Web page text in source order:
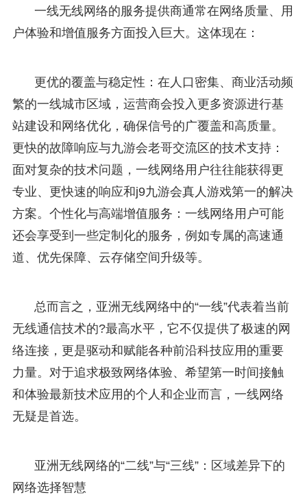
一线无线网络的服务提供商通常在网络质量、用
户体验和增值服务方面投入巨大。这体现在：
更优的覆盖与稳定性：在人口密集、商业活动频
繁的一线城市区域，运营商会投入更多资源进行基
站建设和网络优化，确保信号的广覆盖和高质量。
更快的故障响应与九游会老哥交流区的技术支持：
面对复杂的技术问题，一线网络用户往往能获得更
专业、更快速的响应和j9九游会真人游戏第一的解决
方案。个性化与高端增值服务：一线网络用户可能
还会享受到一些定制化的服务，例如专属的高速通
道、优先保障、云存储空间升级等。
总而言之，亚洲无线网络中的“一线”代表着当前
无线通信技术的?最高水平，它不仅提供了极速的网
络连接，更是驱动和赋能各种前沿科技应用的重要
力量。对于追求极致网络体验、希望第一时间接触
和体验最新技术应用的个人和企业而言，一线网络
无疑是首选。
亚洲无线网络的“二线”与“三线”：区域差异下的
网络选择智慧